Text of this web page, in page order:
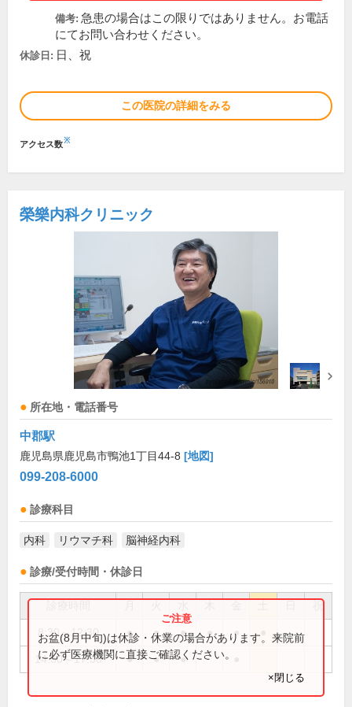
備考: 急患の場合はこの限りではありません。お電話
にてお問い合わせください。
休診日: 日、祝
この医院の詳細をみる
アクセス数※
榮樂内科クリニック
所在地・電話番号
中郡駅
鹿児島県鹿児島市鴨池1丁目44-8 [地図]
099-208-6000
診療科目
内科 リウマチ科 脳神経内科
診療/受付時間・休診日
祝
8:30～12:30 ● ● ● ● ●
14:30～17:30 ● ● ●
お盆(8月中旬)は休診・休業の場合があります。来院前
に必ず医療機関に直接ご確認ください。
×閉じる